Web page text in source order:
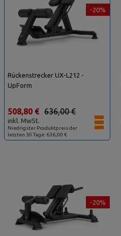
-20%
Rückenstrecker UX-L212 -
UpForm
Niedrigster Produktpreis der
letzten 30 Tage: 636,00 €
636,00 €
508,80 €
inkl. MwSt.
-20%